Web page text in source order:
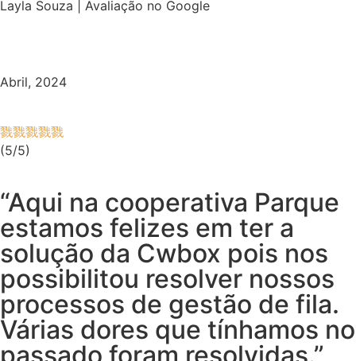
Layla Souza | Avaliação no Google
Abril, 2024
(5/5)
“Aqui na cooperativa Parque
estamos felizes em ter a
solução da Cwbox pois nos
possibilitou resolver nossos
processos de gestão de fila.
Várias dores que tínhamos no